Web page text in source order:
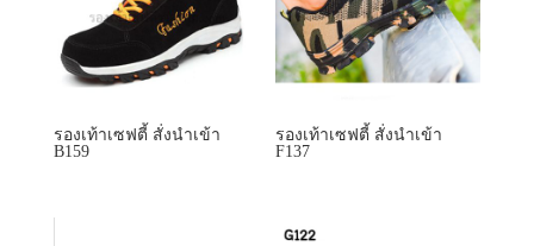
รองเท้าเซฟตี้ สั่งนำเข้า
B159
รองเท้าเซฟตี้ สั่งนำเข้า
F137